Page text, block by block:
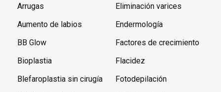
Arrugas
Aumento de labios
BB Glow
Bioplastia
Blefaroplastia sin cirugía
Eliminación varices
Endermología
Factores de crecimiento
Flacidez
Fotodepilación